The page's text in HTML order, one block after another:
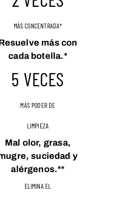
MÁS CONCENTRADA*
más con
cada botella.*
5 VECES
MÁS PODER DE
LIMPIEZA
Mal olor, grasa,
suciedad y
alérgenos.**
ELIMINA EL